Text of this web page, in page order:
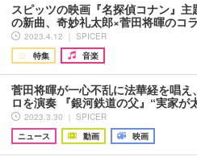
スピッツの映画『名探偵コナン』主
の新曲、奇妙礼太郎×菅田将暉のコ
2023.4.12 ｜ SPICER
特集
音楽
菅田将暉が一心不乱に法華経を唱え
ロを演奏 『銀河鉄道の父』“実家
2023.3.30 ｜ SPICER
ニュース
動画 映画